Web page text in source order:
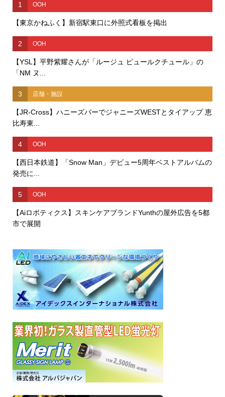
1 OOH
【東京かねふく】新宿駅東口に外照式看板を掲出
2 OOH
【YSL】平野紫耀さんが「ルージュ ピュールクチュール」の
「NM ヌ...
3 店舗・施設
【JR-Cross】ハニーズバーでジャニーズWESTとタイアップ 恵
比寿東...
4 OOH
【西日本鉄道】「Snow Man」デビュー5周年ベストアルバムの
発売に...
5 OOH
【Aiロボティクス】スキンケアブランドYunthの屋外広告を5都
市で展開